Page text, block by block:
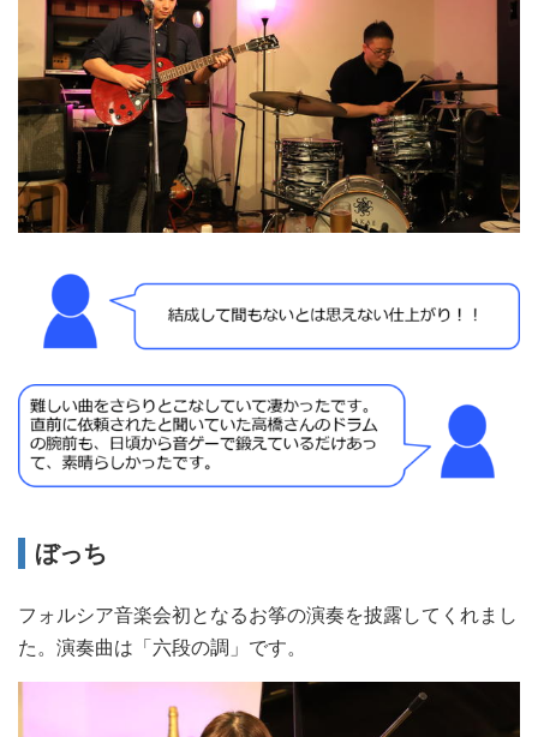
ぼっち
フォルシア音楽会初となるお筝の演奏を披露してくれまし
た。演奏曲は「六段の調」です。